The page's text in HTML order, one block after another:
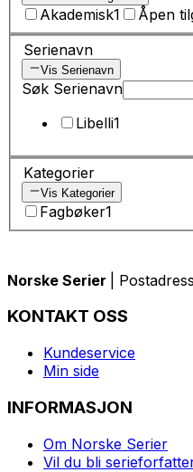
Akademisk1 Åpen
Serienavn
Vis Serienavn
Søk Serienavn
Libelli1
Kategorier
Vis Kategorier
Fagbøker1
Norske Serier |
KONTAKT OSS
Kundeservice
Min side
INFORMASJON
Om Norske Serier
Vil du bli